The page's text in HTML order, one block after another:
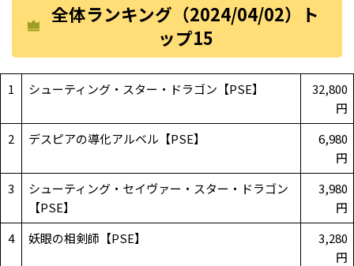
全体ランキング（2024/04/02）ト
ップ15
1 シューティング・スター・ドラゴン【PSE】
32,800
円
2
デスピアの導化アルベル【PSE】
6,980
円
3
シューティング・セイヴァー・スター・ドラゴン
【PSE】
3,980
円
4
妖眼の相剣師【PSE】
3,280
円